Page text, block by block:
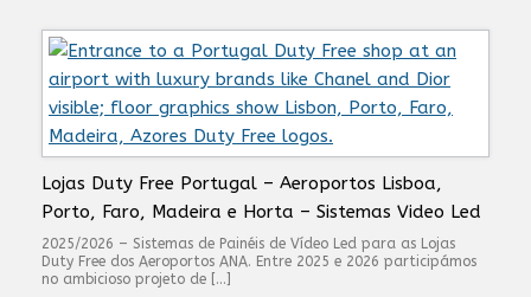
Lojas Duty Free Portugal – Aeroportos Lisboa,
Porto, Faro, Madeira e Horta – Sistemas Video Led
2025/2026 – Sistemas de Painéis de Vídeo Led para as Lojas
Duty Free dos Aeroportos ANA. Entre 2025 e 2026 participámos
no ambicioso projeto de […]